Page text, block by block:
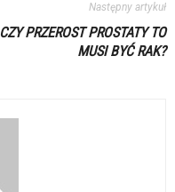
Następny artykuł
CZY PRZEROST PROSTATY TO
MUSI BYĆ RAK?